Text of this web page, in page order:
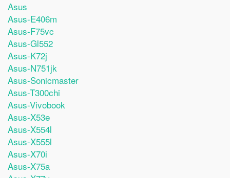
Asus
Asus-E406m
Asus-F75vc
Asus-Gl552
Asus-K72j
Asus-N751jk
Asus-Sonicmaster
Asus-T300chi
Asus-Vivobook
Asus-X53e
Asus-X554l
Asus-X555l
Asus-X70i
Asus-X75a